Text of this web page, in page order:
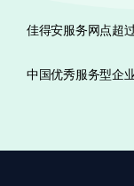
佳得安服务网点超
中国优秀服务型企业